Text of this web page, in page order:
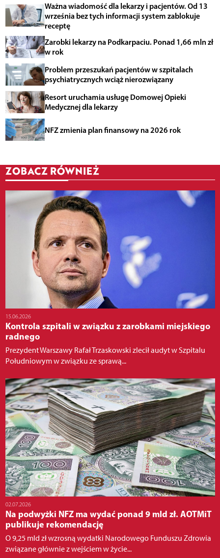
Ważna wiadomość dla lekarzy i pacjentów. Od 13
września bez tych informacji system zablokuje
receptę
Zarobki lekarzy na Podkarpaciu. Ponad 1,66 mln zł
w rok
Problem przeszukań pacjentów w szpitalach
psychiatrycznych wciąż nierozwiązany
Resort uruchamia usługę Domowej Opieki
Medycznej dla lekarzy
NFZ zmienia plan finansowy na 2026 rok
ZOBACZ RÓWNIEŻ
15.06.2026
Kontrola szpitali w związku z zarobkami miejskiego
radnego
Prezydent Warszawy Rafał Trzaskowski zlecił audyt w Szpitalu
Południowym w związku ze sprawą...
02.07.2026
Na podwyżki NFZ ma wydać ponad 9 mld zł. AOTMiT
publikuje rekomendację
O 9,25 mld zł wzrosną wydatki Narodowego Funduszu Zdrowia
związane głównie z wejściem w życie...